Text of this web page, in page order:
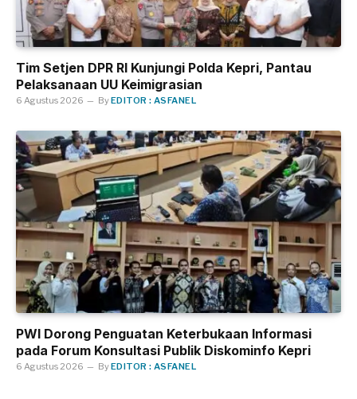
Tim Setjen DPR RI Kunjungi Polda Kepri, Pantau
Pelaksanaan UU Keimigrasian
6 Agustus 2026 ByEDITOR : ASFANEL
PWI Dorong Penguatan Keterbukaan Informasi
pada Forum Konsultasi Publik Diskominfo Kepri
6 Agustus 2026 ByEDITOR : ASFANEL